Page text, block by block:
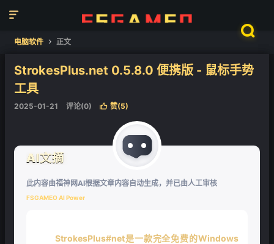


电脑软件  正文
StrokesPlus.net 0.5.8.0 便携版 - 鼠标手势
工具
2025-01-21 评论(0)  赞(5)
AI文摘
此内容由福神网AI根据文章内容自动生成，并已由人工审核
FSGAMEO AI Power
StrokesPlus#net是一款完全免费的Windows